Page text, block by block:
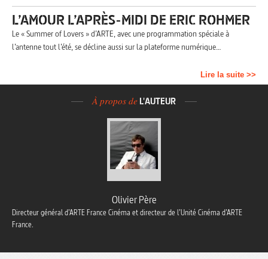
L’AMOUR L’APRÈS-MIDI DE ERIC ROHMER
Le « Summer of Lovers » d’ARTE, avec une programmation spéciale à
l’antenne tout l’été, se décline aussi sur la plateforme numérique…
Lire la suite >>
À propos de L'AUTEUR
Olivier Père
Directeur général d’ARTE France Cinéma et directeur de l’Unité Cinéma d’ARTE
France.